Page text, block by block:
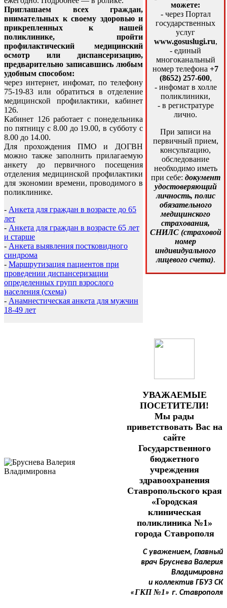
Приглашаем всех граждан,
внимательных к своему здоровью и
прикрепленных к нашей
поликлинике, пройти
профилактический медицинский
осмотр или диспансеризацию,
предварительно записавшись любым
удобным способом:
через интернет, инфомат, по телефону
75-19-83 или обратиться в отделение
медицинской профилактики, кабинет
126.
Кабинет 126 работает с понедельника
по пятницу с 8.00 до 19.00, в субботу с
8.00 до 14.00.
Для прохождения ПМО и ДОГВН
можно также заполнить прилагаемую
анкету до первичного посещения
отделения медицинской профилактики
для экономии времени, проводимого в
поликлинике.
- Анкета для граждан в возрасте до 65
лет
- Анкета для граждан в возрасте 65 лет
и старше
- Анкета выявления постковидного
синдрома
- Маршрутизация пациентов при
проведении диспансеризации
определенных групп взрослого
населения (схема)
- Анамнестическая анкета для мужчин
18-49 лет
можете:
- через Портал
государственных
услуг
www.gosuslugi.ru,
- единый
многоканальный
номер телефона +7
(8652) 257-600,
- инфомат в холле
поликлиники,
- в регистратуре
лично.
При записи на
первичный прием,
консультацию,
обследование
необходимо иметь
при себе: документ
удостоверяющий
личность, полис
обязательного
медицинского
страхования,
СНИЛС (страховой
номер
индивидуального
лицевого счета).
УВАЖАЕМЫЕ
ПОСЕТИТЕЛИ!
Мы рады
приветствовать Вас на
сайте
Государственного
бюджетного
учреждения
здравоохранения
Ставропольского края
«Городская
клиническая
поликлиника №1»
города Ставрополя
С уважением, Главный
врач Бруснева Валерия
Владимировна
и коллектив ГБУЗ СК
«ГКП №1» г. Ставрополя